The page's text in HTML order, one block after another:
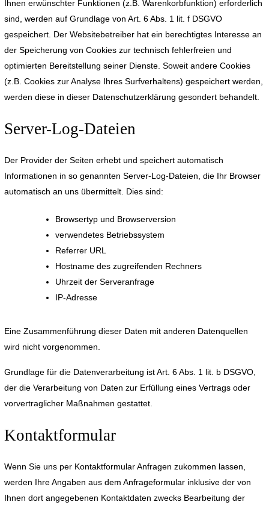
Ihnen erwünschter Funktionen (z.B. Warenkorbfunktion) erforderlich
sind, werden auf Grundlage von Art. 6 Abs. 1 lit. f DSGVO
gespeichert. Der Websitebetreiber hat ein berechtigtes Interesse an
der Speicherung von Cookies zur technisch fehlerfreien und
optimierten Bereitstellung seiner Dienste. Soweit andere Cookies
(z.B. Cookies zur Analyse Ihres Surfverhaltens) gespeichert werden,
werden diese in dieser Datenschutzerklärung gesondert behandelt.
Server-Log-Dateien
Der Provider der Seiten erhebt und speichert automatisch
Informationen in so genannten Server-Log-Dateien, die Ihr Browser
automatisch an uns übermittelt. Dies sind:
Browsertyp und Browserversion
verwendetes Betriebssystem
Referrer URL
Hostname des zugreifenden Rechners
Uhrzeit der Serveranfrage
IP-Adresse
Eine Zusammenführung dieser Daten mit anderen Datenquellen
wird nicht vorgenommen.
Grundlage für die Datenverarbeitung ist Art. 6 Abs. 1 lit. b DSGVO,
der die Verarbeitung von Daten zur Erfüllung eines Vertrags oder
vorvertraglicher Maßnahmen gestattet.
Kontaktformular
Wenn Sie uns per Kontaktformular Anfragen zukommen lassen,
werden Ihre Angaben aus dem Anfrageformular inklusive der von
Ihnen dort angegebenen Kontaktdaten zwecks Bearbeitung der